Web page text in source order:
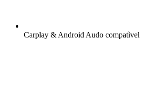
Carplay & Android Audo compatìvel